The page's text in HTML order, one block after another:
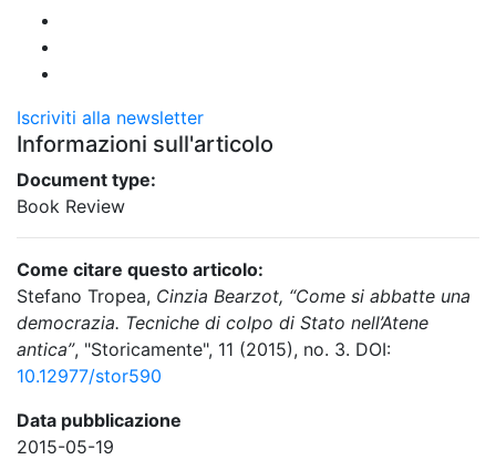
Iscriviti alla newsletter
Informazioni sull'articolo
Document type:
Book Review
Come citare questo articolo:
Stefano Tropea, Cinzia Bearzot, “Come si abbatte una
democrazia. Tecniche di colpo di Stato nell’Atene
antica”, "Storicamente", 11 (2015), no. 3. DOI:
10.12977/stor590
Data pubblicazione
2015-05-19